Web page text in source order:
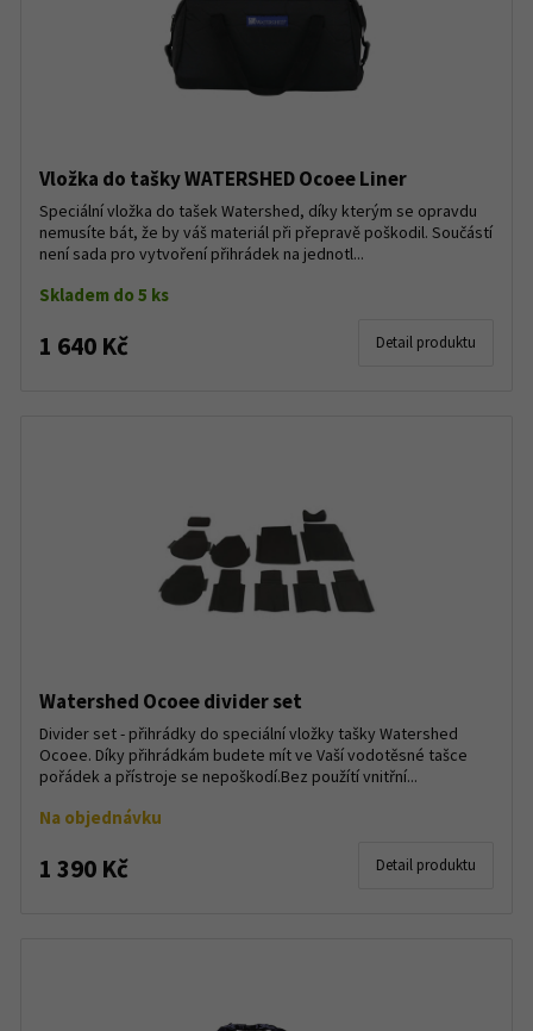
Vložka do tašky WATERSHED Ocoee Liner
Speciální vložka do tašek Watershed, díky kterým se opravdu
nemusíte bát, že by váš materiál při přepravě poškodil. Součástí
není sada pro vytvoření přihrádek na jednotl...
Skladem do 5 ks
1 640 Kč Detail produktu
Watershed Ocoee divider set
Divider set - přihrádky do speciální vložky tašky Watershed
Ocoee. Díky přihrádkám budete mít ve Vaší vodotěsné tašce
pořádek a přístroje se nepoškodí.Bez použítí vnitřní...
Na objednávku
1 390 Kč Detail produktu